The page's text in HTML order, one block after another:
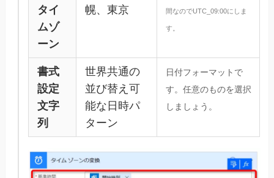
タイ
ムゾ
ーン
幌、東京
間なのでUTC_09:00にしま
す。
書式
設定
文字
列
世界共通の
並び替え可
能な日時パ
ターン
日付フォーマットで
す。任意のものを選択
しましょう。